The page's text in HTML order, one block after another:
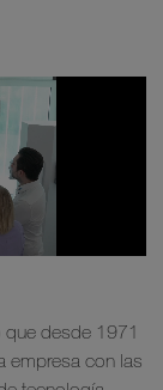
que desde 1971
empresa con las